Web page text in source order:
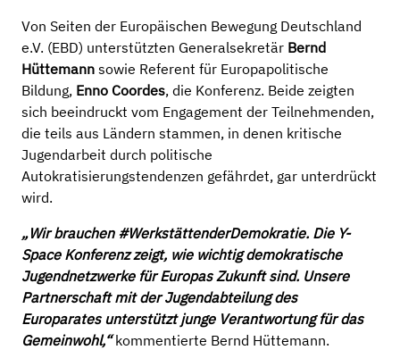
Von Seiten der Europäischen Bewegung Deutschland
e.V. (EBD) unterstützten Generalsekretär Bernd
Hüttemann sowie Referent für Europapolitische
Bildung, Enno Coordes, die Konferenz. Beide zeigten
sich beeindruckt vom Engagement der Teilnehmenden,
die teils aus Ländern stammen, in denen kritische
Jugendarbeit durch politische
Autokratisierungstendenzen gefährdet, gar unterdrückt
wird.
„Wir brauchen #WerkstättenderDemokratie. Die Y-
Space Konferenz zeigt, wie wichtig demokratische
Jugendnetzwerke für Europas Zukunft sind. Unsere
Partnerschaft mit der Jugendabteilung des
Europarates unterstützt junge Verantwortung für das
Gemeinwohl,“kommentierte Bernd Hüttemann.